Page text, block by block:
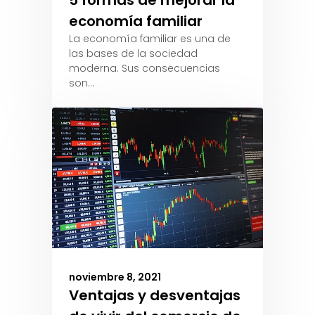
economía familiar
La economía familiar es una de
las bases de la sociedad
moderna. Sus consecuencias
son…
noviembre 8, 2021
Ventajas y desventajas